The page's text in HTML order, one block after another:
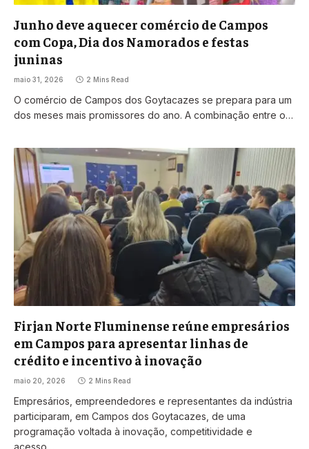
Junho deve aquecer comércio de Campos
com Copa, Dia dos Namorados e festas
juninas
maio 31, 2026 2 Mins Read
O comércio de Campos dos Goytacazes se prepara para um
dos meses mais promissores do ano. A combinação entre o…
Firjan Norte Fluminense reúne empresários
em Campos para apresentar linhas de
crédito e incentivo à inovação
maio 20, 2026 2 Mins Read
Empresários, empreendedores e representantes da indústria
participaram, em Campos dos Goytacazes, de uma
programação voltada à inovação, competitividade e
acesso…